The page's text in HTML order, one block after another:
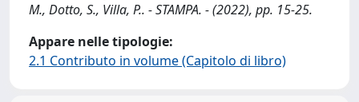
M., Dotto, S., Villa, P.. - STAMPA. - (2022), pp. 15-25.
Appare nelle tipologie:
2.1 Contributo in volume (Capitolo di libro)